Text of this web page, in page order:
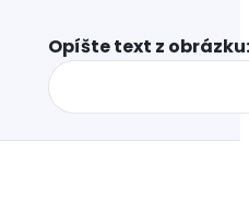
Opíšte text z